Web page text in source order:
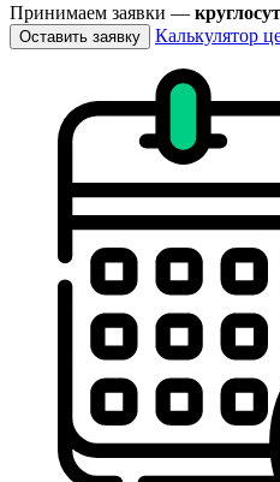
Принимаем заявки —
Оставить заявку Калькулятор